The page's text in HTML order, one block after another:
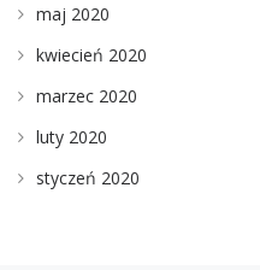
maj 2020
kwiecień 2020
marzec 2020
luty 2020
styczeń 2020